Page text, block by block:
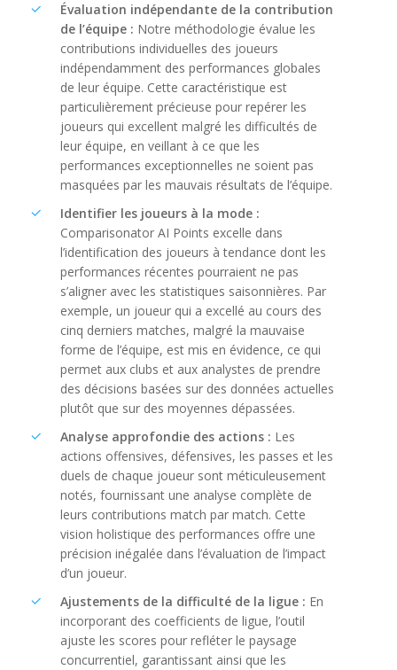
Évaluation indépendante de la contribution
de l’équipe : Notre méthodologie évalue les
contributions individuelles des joueurs
indépendamment des performances globales
de leur équipe. Cette caractéristique est
particulièrement précieuse pour repérer les
joueurs qui excellent malgré les difficultés de
leur équipe, en veillant à ce que les
performances exceptionnelles ne soient pas
masquées par les mauvais résultats de l’équipe.
Identifier les joueurs à la mode :
Comparisonator AI Points excelle dans
l’identification des joueurs à tendance dont les
performances récentes pourraient ne pas
s’aligner avec les statistiques saisonnières. Par
exemple, un joueur qui a excellé au cours des
cinq derniers matches, malgré la mauvaise
forme de l’équipe, est mis en évidence, ce qui
permet aux clubs et aux analystes de prendre
des décisions basées sur des données actuelles
plutôt que sur des moyennes dépassées.
Analyse approfondie des actions : Les
actions offensives, défensives, les passes et les
duels de chaque joueur sont méticuleusement
notés, fournissant une analyse complète de
leurs contributions match par match. Cette
vision holistique des performances offre une
précision inégalée dans l’évaluation de l’impact
d’un joueur.
Ajustements de la difficulté de la ligue : En
incorporant des coefficients de ligue, l’outil
ajuste les scores pour refléter le paysage
concurrentiel, garantissant ainsi que les